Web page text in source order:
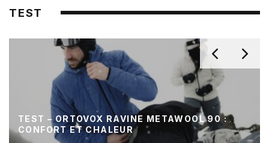
TEST
TEST – ORTOVOX RAVINE METAWOOL 90 :
CONFORT ET CHALEUR